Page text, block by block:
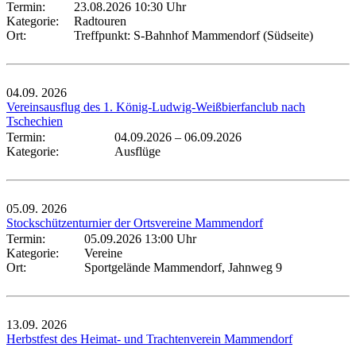
Termin:
23.08.2026 10:30 Uhr
Kategorie:
Radtouren
Ort:
Treffpunkt: S-Bahnhof Mammendorf (Südseite)
04.09. 2026
Vereinsausflug des 1. König-Ludwig-Weißbierfanclub nach
Tschechien
Termin:
04.09.2026 – 06.09.2026
Kategorie:
Ausflüge
05.09. 2026
Stockschützenturnier der Ortsvereine Mammendorf
Termin:
05.09.2026 13:00 Uhr
Kategorie:
Vereine
Ort:
Sportgelände Mammendorf, Jahnweg 9
13.09. 2026
Herbstfest des Heimat- und Trachtenverein Mammendorf